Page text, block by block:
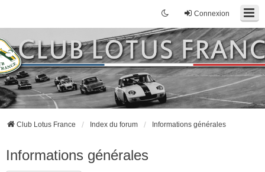
Connexion
Club Lotus France Index du forum Informations générales
Informations générales